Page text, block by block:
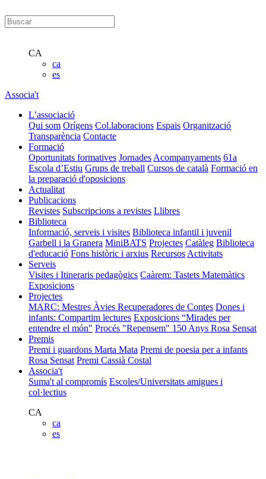
CA
ca
es
Associa't
L’associació
Qui som Orígens Col.laboracions Espais Organització
Transparència Contacte
Formació
Oportunitats formatives Jornades Acompanyaments 61a
Escola d’Estiu Grups de treball Cursos de català Formació en
la preparació d'oposicions
Actualitat
Publicacions
Revistes Subscripcions a revistes Llibres
Biblioteca
Informació, serveis i visites Biblioteca infantil i juvenil
Garbell i la Granera MiniBATS Projectes Catàleg Biblioteca
d'educació Fons històric i arxius Recursos Activitats
Serveis
Visites i Itineraris pedagògics Caàrem: Tastets Matemàtics
Exposicions
Projectes
MARC: Mestres Àvies Recuperadores de Contes Dones i
infants: Compartim lectures Exposicions “Mirades per
entendre el món" Procés "Repensem" 150 Anys Rosa Sensat
Premis
Premi i guardons Marta Mata Premi de poesia per a infants
Rosa Sensat Premi Cassià Costal
Associa't
Suma't al compromís Escoles/Universitats amigues i
col·lectius
CA
ca
es